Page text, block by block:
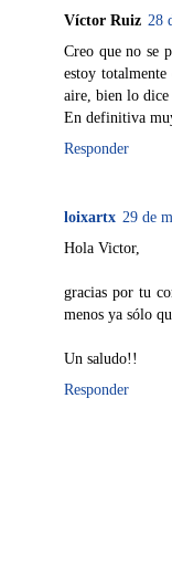
Víctor Ruiz 28
Creo que no se
estoy
aire, bien lo dice
En definitiva
Responder
loixartx 29 de
Hola Victor,
gracias por tu
menos ya sólo
Un saludo!!
Responder